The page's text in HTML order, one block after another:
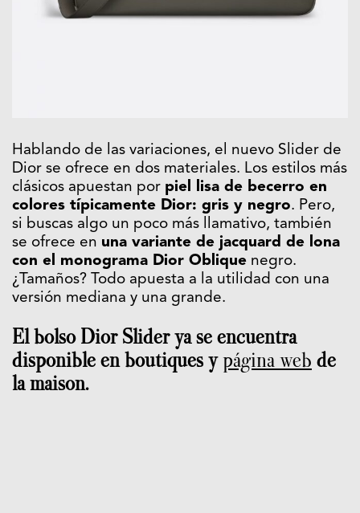
Hablando de las variaciones, el nuevo Slider de
Dior se ofrece en dos materiales. Los estilos más
clásicos apuestan por piel lisa de becerro en
colores típicamente Dior: gris y negro. Pero,
si buscas algo un poco más llamativo, también
se ofrece en una variante de jacquard de lona
con el monograma Dior Oblique negro.
¿Tamaños? Todo apuesta a la utilidad con una
versión mediana y una grande.
El bolso Dior Slider ya se encuentra
disponible en boutiques ypágina web de
la maison.